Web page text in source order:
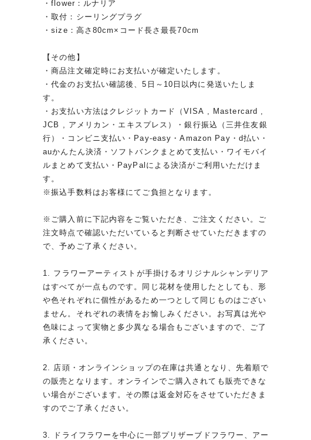
・flower：ルナリア
・取付：シーリングプラグ
・size：高さ80cm×コード長さ最長70cm
【その他】
・商品注文確定時にお支払いが確定いたします。
・代金のお支払い確認後、5日～10日以内に発送いたしま
す。
・お支払い方法はクレジットカード（VISA , Mastercard ,
JCB , アメリカン・エキスプレス）・銀行振込（三井住友銀
行）・コンビニ支払い・Pay-easy・Amazon Pay・d払い・
auかんたん決済・ソフトバンクまとめて支払い・ワイモバイ
ルまとめて支払い・PayPalによる決済がご利用いただけま
す。
※振込手数料はお客様にてご負担となります。
※ご購入前に下記内容をご覧いただき、ご注文ください。ご
注文時点で確認いただいていると判断させていただきますの
で、予めご了承ください。
1. フラワーアーティストが手掛けるオリジナルシャンデリア
はすべてが一点ものです。同じ花材を使用したとしても、形
や色それぞれに個性があるため一つとして同じものはござい
ません。それぞれの表情をお愉しみください。お写真は光や
色味によって実物と多少異なる場合もございますので、ご了
承ください。
2. 店頭・オンラインショップの在庫は共通となり、先着順で
の販売となります。オンラインでご購入されても販売できな
い場合がございます。その際は返金対応をさせていただきま
すのでご了承ください。
3. ドライフラワーを中心に一部プリザーブドフラワー、アー